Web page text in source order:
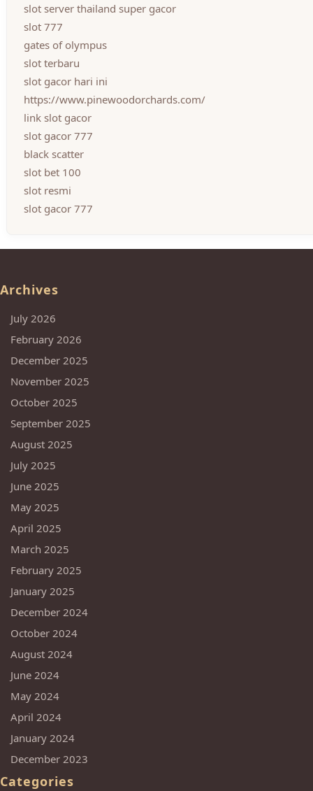
slot server thailand super gacor
slot 777
gates of olympus
slot terbaru
slot gacor hari ini
https://www.pinewoodorchards.com/
link slot gacor
slot gacor 777
black scatter
slot bet 100
slot resmi
slot gacor 777
Archives
July 2026
February 2026
December 2025
November 2025
October 2025
September 2025
August 2025
July 2025
June 2025
May 2025
April 2025
March 2025
February 2025
January 2025
December 2024
October 2024
August 2024
June 2024
May 2024
April 2024
January 2024
December 2023
Categories